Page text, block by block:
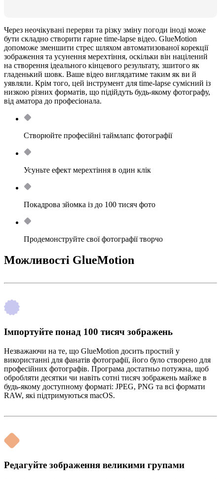
Через неочікувані перерви та різку зміну погоди іноді може
бути складно створити гарне time-lapse відео. GlueMotion
допоможе зменшити стрес шляхом автоматизованої корекції
зображення та усунення мерехтіння, оскільки він націлений
на створення ідеального кінцевого результату, зшитого як
гладенький шовк. Ваше відео виглядатиме таким як ви й
уявляли. Крім того, цей інструмент для time-lapse сумісний із
низкою різних форматів, що підійдуть будь-якому фотографу,
від аматора до професіонала.
Створюйте професійні таймлапс фотографії
Усуньте ефект мерехтіння в один клік
Покадрова зйомка із до 100 тисяч фото
Продемонструйте свої фотографії творчо
Можливості GlueMotion
Імпортуйте понад 100 тисяч зображень
Незважаючи на те, що GlueMotion досить простий у
використанні для фанатів фотографії, його було створено для
професійних фотографів. Програма достатньо потужна, щоб
обробляти десятки чи навіть сотні тисяч зображень майже в
будь-якому доступному форматі: JPEG, PNG та всі формати
RAW, які підтримуються macOS.
Редагуйте зображення великими групами